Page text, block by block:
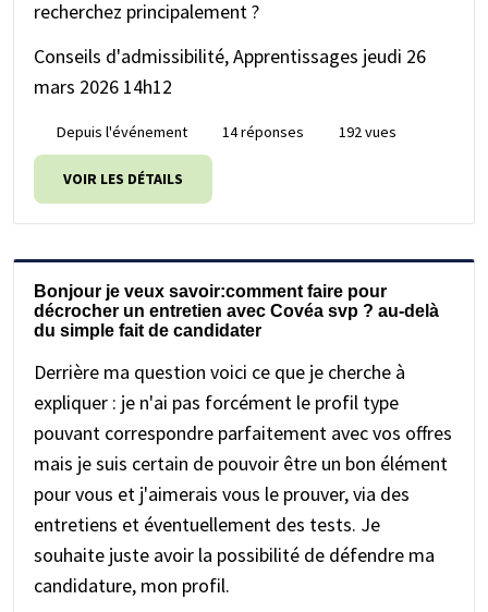
recherchez principalement ?
Conseils d'admissibilité, Apprentissages jeudi 26
mars 2026 14h12
Depuis l'événement 14 réponses 192 vues
VOIR LES DÉTAILS
Bonjour je veux savoir:comment faire pour
décrocher un entretien avec Covéa svp ? au-delà
du simple fait de candidater
Derrière ma question voici ce que je cherche à
expliquer : je n'ai pas forcément le profil type
pouvant correspondre parfaitement avec vos offres
mais je suis certain de pouvoir être un bon élément
pour vous et j'aimerais vous le prouver, via des
entretiens et éventuellement des tests. Je
souhaite juste avoir la possibilité de défendre ma
candidature, mon profil.